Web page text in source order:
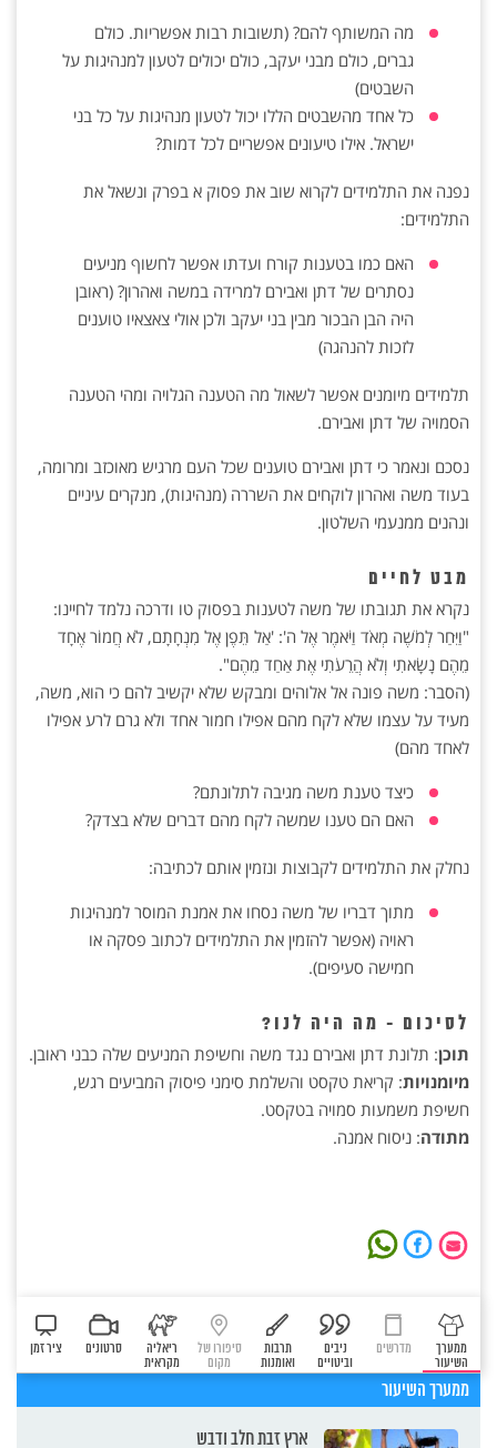
מה המשותף להם? (תשובות רבות אפשריות. כולם
גברים, כולם מבני יעקב, כולם יכולים לטעון למנהיגות על
השבטים)
כל אחד מהשבטים הללו יכול לטעון מנהיגות על כל בני
ישראל. אילו טיעונים אפשריים לכל דמות?
נפנה את התלמידים לקרוא שוב את פסוק א בפרק ונשאל את
התלמידים:
האם כמו בטענות קורח ועדתו אפשר לחשוף מניעים
נסתרים של דתן ואבירם למרידה במשה ואהרון? (ראובן
היה הבן הבכור מבין בני יעקב ולכן אולי צאצאיו טוענים
לזכות להנהגה)
תלמידים מיומנים אפשר לשאול מה הטענה הגלויה ומהי הטענה
הסמויה של דתן ואבירם.
נסכם ונאמר כי דתן ואבירם טוענים שכל העם מרגיש מאוכזב ומרומה,
בעוד משה ואהרון לוקחים את השררה (מנהיגות), מנקרים עיניים
ונהנים ממנעמי השלטון.
מבט לחיים
נקרא את תגובתו של משה לטענות בפסוק טו ודרכה נלמד לחיינו:
"וַיִּחַר לְמֹשֶׁה מְאֹד וַיֹּאמֶר אֶל ה': 'אַל תֵּפֶן אֶל מִנְחָתָם, לֹא חֲמוֹר אֶחָד
מֵהֶם נָשָׂאתִי וְלֹא הֲרֵעֹתִי אֶת אַחַד מֵהֶם".
(הסבר: משה פונה אל אלוהים ומבקש שלא יקשיב להם כי הוא, משה,
מעיד על עצמו שלא לקח מהם אפילו חמור אחד ולא גרם לרע אפילו
לאחד מהם)
כיצד טענת משה מגיבה לתלונתם?
האם הם טענו שמשה לקח מהם דברים שלא בצדק?
נחלק את התלמידים לקבוצות ונזמין אותם לכתיבה:
מתוך דבריו של משה נסחו את אמנת המוסר למנהיגות
ראויה (אפשר להזמין את התלמידים לכתוב פסקה או
חמישה סעיפים).
לסיכום - מה היה לנו?
תוכן: תלונת דתן ואבירם נגד משה וחשיפת המניעים שלה כבני ראובן.
מיומנויות: קריאת טקסט והשלמת סימני פיסוק המביעים רגש,
חשיפת משמעות סמויה בטקסט.
מתודה: ניסוח אמנה.
ממערך
השיעור
מדרשים
ניבים
וביטויים
תרבות
ואומנות
סיפורו של
מקום
ריאליה
מקראית
סרטונים ציר זמן
ממערך השיעור
ארץ זבת חלב ודבש